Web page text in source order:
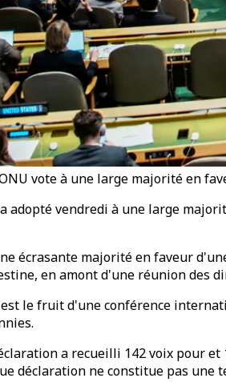
vote à une large majorité en
adopté vendredi à une large
écrasante majorité en faveur
en amont d'une réunion des
le fruit d'une conférence
a recueilli 142 voix pour
déclaration ne constitue pas une